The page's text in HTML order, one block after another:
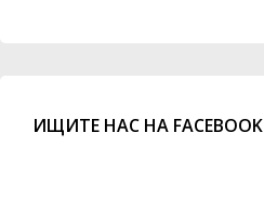
ИЩИТЕ НАС НА FACEBOOK